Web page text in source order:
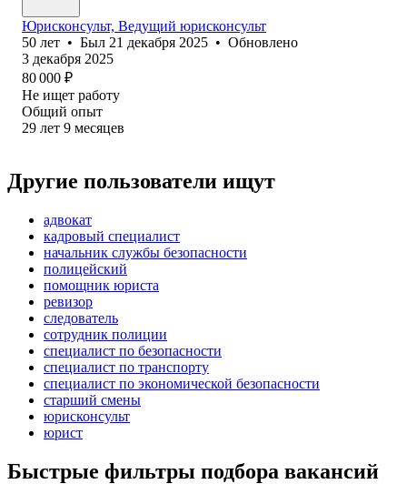
Юрисконсульт, Ведущий юрисконсульт
50 лет • Был 21 декабря 2025 • Обновлено
3 декабря 2025
80 000 ₽
Не ищет работу
Общий опыт
29 лет 9 месяцев
Другие пользователи ищут
адвокат
кадровый специалист
начальник службы безопасности
полицейский
помощник юриста
ревизор
следователь
сотрудник полиции
специалист по безопасности
специалист по транспорту
специалист по экономической безопасности
старший смены
юрисконсульт
юрист
Быстрые фильтры подбора вакансий